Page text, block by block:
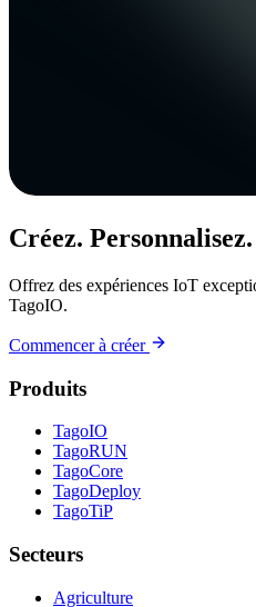
Créez.
Offrez des expériences IoT
TagoIO.
Commencer à créer
Produits
TagoIO
TagoRUN
TagoCore
TagoDeploy
TagoTiP
Secteurs
Agriculture